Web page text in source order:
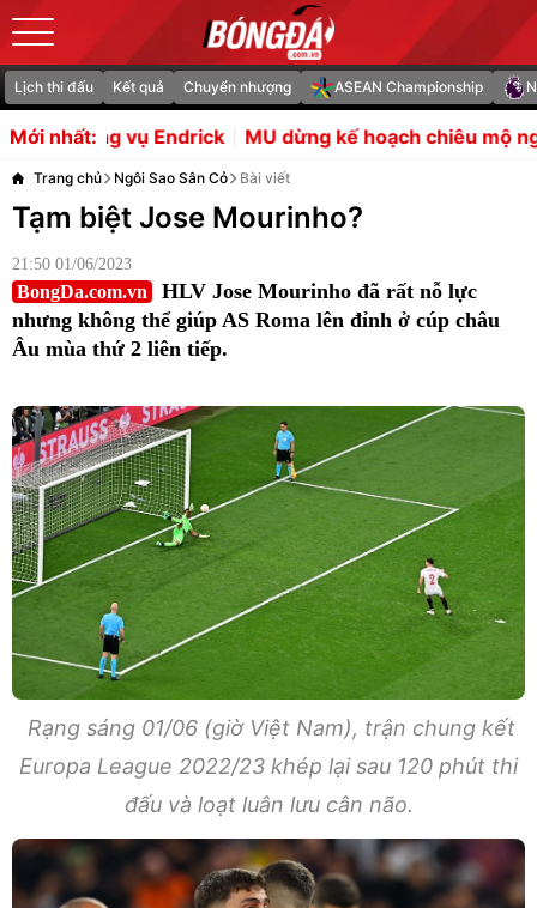
Lịch thi đấu Kết quả Chuyển nhượng ASEAN Championship
Mới nhất:
dừng kế hoạch chiêu mộ người dự phòng cho Bruno
Trang chủ Ngôi Sao Sân Cỏ Bài viết
Tạm biệt Jose Mourinho?
21:50 01/06/2023
BongDa.com.vn
HLV Jose Mourinho đã rất nỗ lực
nhưng không thể giúp AS Roma lên đỉnh ở cúp châu
Âu mùa thứ 2 liên tiếp.
Rạng sáng 01/06 (giờ Việt Nam), trận chung kết
Europa League 2022/23 khép lại sau 120 phút thi
đấu và loạt luân lưu cân não.